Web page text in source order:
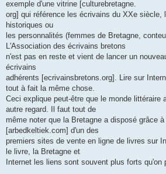
exemple d'une vitrine [culturebretagne.
org] qui référence les écrivains du XXe siècle,
historiques ou
les personnalités (femmes de Bretagne,
L'Association des écrivains bretons
n'est pas en reste et vient de lancer un
écrivains
adhérents [ecrivainsbretons.org]. Lire sur
tout à fait la même chose.
Ceci explique peut-être que le monde littéraire
autre regard. Il faut tout de
même noter que la Bretagne a disposé grâce
[arbedkeltiek.com] d'un des
premiers sites de vente en ligne de livres sur
le livre, la Bretagne et
Internet les liens sont souvent plus forts qu'on